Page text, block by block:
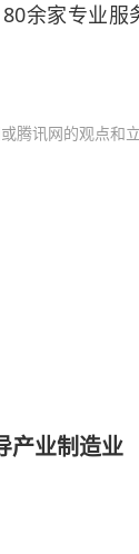
余家专业
腾讯网的观点和立
产业制造业